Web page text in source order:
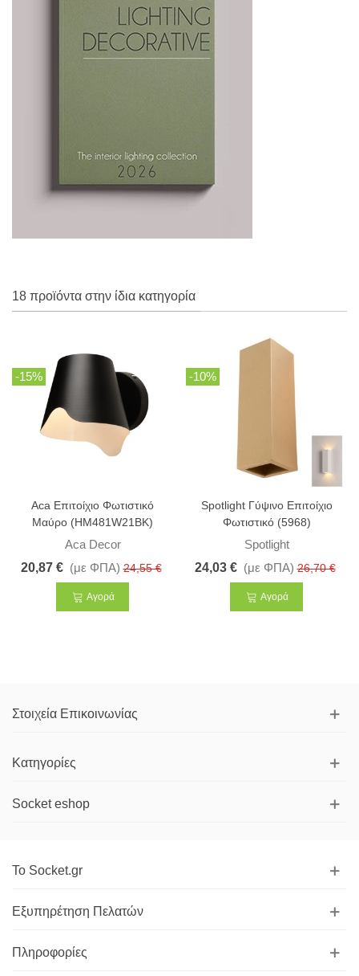
18 προϊόντα στην ίδια κατηγορία
-15%
Aca Επιτοίχιο Φωτιστικό
Μαύρο (HM481W21BK)
Aca Decor
20,87 € (με ΦΠΑ) 24,55 €
Αγορά
-10%
Spotlight Γύψινο Επιτοίχιο
Φωτιστικό (5968)
Spotlight
24,03 € (με ΦΠΑ) 26,70 €
Αγορά
Στοιχεία Επικοινωνίας
Κατηγορίες
Socket eshop
Το Socket.gr
Εξυπηρέτηση Πελατών
Πληροφορίες